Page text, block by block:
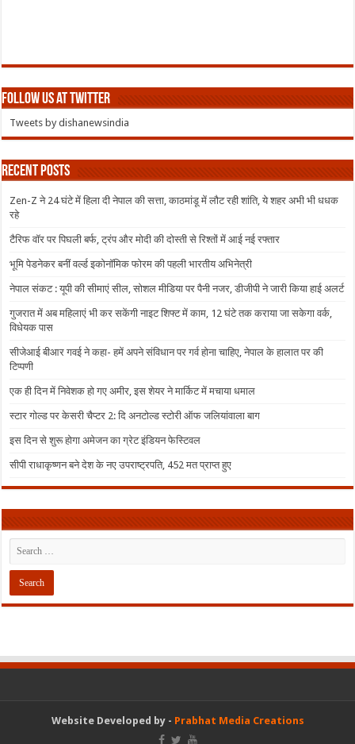
Follow us at Twitter
Tweets by dishanewsindia
Recent Posts
Zen-Z ने 24 घंटे में हिला दी नेपाल की सत्ता, काठमांडू में लौट रही शांति, ये शहर अभी भी धधक
रहे
टैरिफ वॉर पर पिघली बर्फ, ट्रंप और मोदी की दोस्ती से रिश्तों में आई नई रफ्तार
भूमि पेडनेकर बनीं वर्ल्ड इकोनॉमिक फोरम की पहली भारतीय अभिनेत्री
नेपाल संकट : यूपी की सीमाएं सील, सोशल मीडिया पर पैनी नजर, डीजीपी ने जारी किया हाई अलर्ट
गुजरात में अब महिलाएं भी कर सकेंगी नाइट शिफ्ट में काम, 12 घंटे तक कराया जा सकेगा वर्क,
विधेयक पास
सीजेआई बीआर गवई ने कहा- हमें अपने संविधान पर गर्व होना चाहिए, नेपाल के हालात पर की
टिप्पणी
एक ही दिन में निवेशक हो गए अमीर, इस शेयर ने मार्किट में मचाया धमाल
स्टार गोल्ड पर केसरी चैप्टर 2: दि अनटोल्ड स्टोरी ऑफ जलियांवाला बाग
इस दिन से शुरू होगा अमेजन का ग्रेट इंडियन फेस्टिवल
सीपी राधाकृष्णन बने देश के नए उपराष्ट्रपति, 452 मत प्राप्त हुए
Website Developed by - Prabhat Media Creations